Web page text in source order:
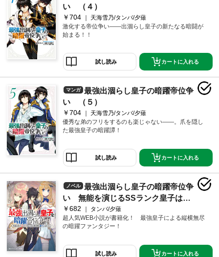
い （４）
￥704
天海雪乃/タンバ/夕薙
激化する帝位争い――出涸らし皇子の新たなる暗闘が
始まる！！
試し読み カートに入れる
マンガ
最強出涸らし皇子の暗躍帝位争
い （５）
￥704
天海雪乃/タンバ/夕薙
優秀な弟のフリをするのも楽じゃない――。爪を隠し
た最強皇子の暗躍譚！
試し読み カートに入れる
ノベル
最強出涸らし皇子の暗躍帝位争
い 無能を演じるSSランク皇子は皇
位継承戦を影から支配する
￥682
タンバ/夕薙
超人気WEB小説が書籍化！ 最強皇子による縦横無尽
の暗躍ファンタジー！
試し読み カートに入れる